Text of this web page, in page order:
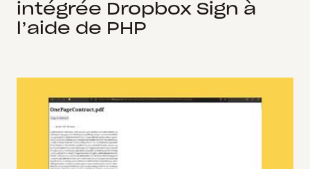
intégrée Dropbox Sign à
l’aide de PHP